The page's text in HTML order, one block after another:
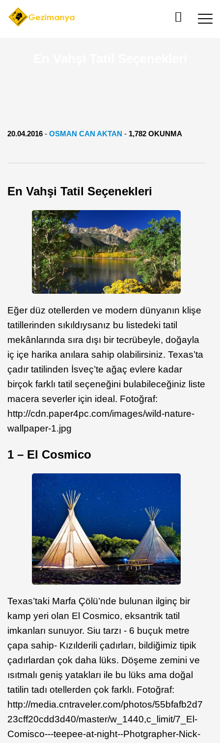
20.04.2016 - OSMAN CAN AKTAN - 1,782 OKUNMA
En Vahşi Tatil Seçenekleri
Eğer düz otellerden ve modern dünyanın klişe
tatillerinden sıkıldıysanız bu listedeki tatil
mekânlarında sıra dışı bir tecrübeyle, doğayla
iç içe harika anılara sahip olabilirsiniz. Texas’ta
çadır tatilinden İsveç’te ağaç evlere kadar
birçok farklı tatil seçeneğini bulabileceğiniz liste
macera severler için ideal. Fotoğraf:
http://cdn.paper4pc.com/images/wild-nature-
wallpaper-1.jpg
1 – El Cosmico
Texas’taki Marfa Çölü’nde bulunan ilginç bir
kamp yeri olan El Cosmico, eksantrik tatil
imkanları sunuyor. Siu tarzı - 6 buçuk metre
çapa sahip- Kızılderili çadırları, bildiğimiz tipik
çadırlardan çok daha lüks. Döşeme zemini ve
ısıtmalı geniş yatakları ile bu lüks ama doğal
tatilin tadı otellerden çok farklı. Fotoğraf:
http://media.cntraveler.com/photos/55bfafb2d7
23cff20cdd3d40/master/w_1440,c_limit/7_El-
Comisco---teepee-at-night--Photgrapher-Nick-